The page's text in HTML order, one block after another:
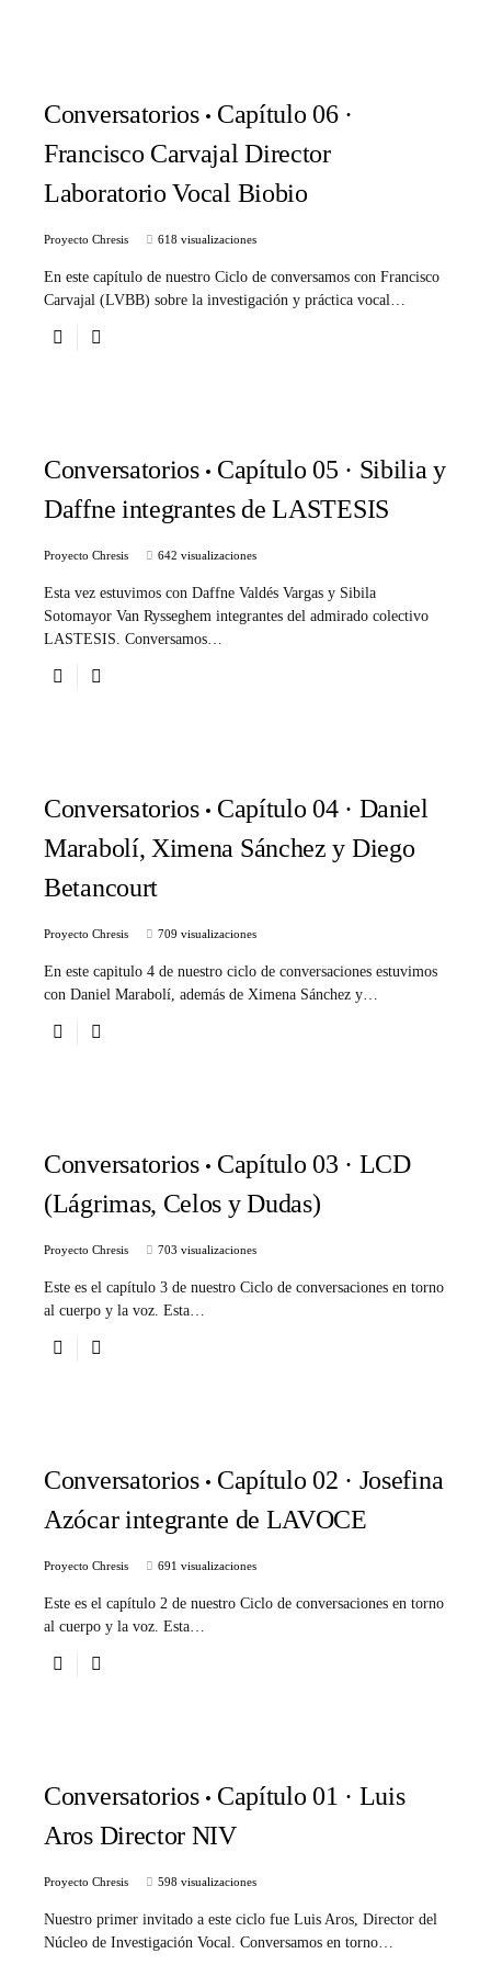
Conversatorios
Capítulo 06 ·
Francisco Carvajal Director
Laboratorio Vocal Biobio
Proyecto Chresis 618 visualizaciones
En este capítulo de nuestro Ciclo de conversamos con Francisco
Carvajal (LVBB) sobre la investigación y práctica vocal…
Conversatorios
Capítulo 05 · Sibilia y
Daffne integrantes de LASTESIS
Proyecto Chresis 642 visualizaciones
Esta vez estuvimos con Daffne Valdés Vargas y Sibila
Sotomayor Van Rysseghem integrantes del admirado colectivo
LASTESIS. Conversamos…
Conversatorios
Capítulo 04 · Daniel
Marabolí, Ximena Sánchez y Diego
Betancourt
Proyecto Chresis 709 visualizaciones
En este capitulo 4 de nuestro ciclo de conversaciones estuvimos
con Daniel Marabolí, además de Ximena Sánchez y…
Conversatorios
Capítulo 03 · LCD
(Lágrimas, Celos y Dudas)
Proyecto Chresis 703 visualizaciones
Este es el capítulo 3 de nuestro Ciclo de conversaciones en torno
al cuerpo y la voz. Esta…
Conversatorios
Capítulo 02 · Josefina
Azócar integrante de LAVOCE
Proyecto Chresis 691 visualizaciones
Este es el capítulo 2 de nuestro Ciclo de conversaciones en torno
al cuerpo y la voz. Esta…
Conversatorios
Capítulo 01 · Luis
Aros Director NIV
Proyecto Chresis 598 visualizaciones
Nuestro primer invitado a este ciclo fue Luis Aros, Director del
Núcleo de Investigación Vocal. Conversamos en torno…